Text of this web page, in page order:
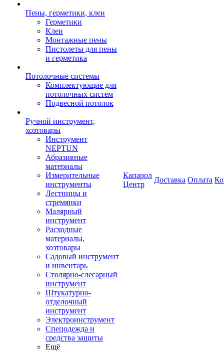
Пены, герметики, клеи
Герметики
Клеи
Монтажные пены
Пистолеты для пены
и герметика
Потолочные системы
Комплектующие для
потолочных систем
Подвесной потолок
Ручной инструмент,
хозтовары
Инструмент
NEPTUN
Абразивные
материалы
Измерительные
инструменты
Лестницы и
стремянки
Малярный
инструмент
Расходные
материалы,
хозтовары
Садовый инструмент
и инвентарь
Столярно-слесарный
инструмент
Штукатурно-
отделочный
инструмент
Электроинструмент
Спецодежда и
средства защиты
Ещё
Капарол
Центр
Доставка Оплата